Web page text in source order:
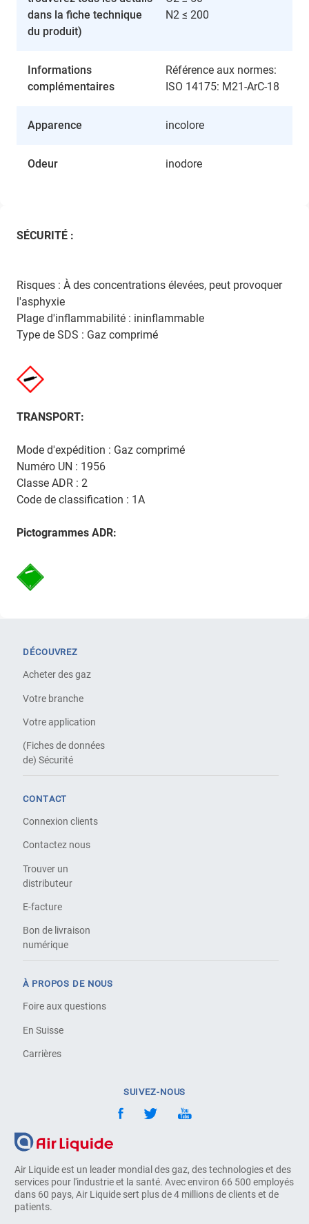
dans la fiche technique
du produit)
N2 ≤ 200
Informations
complémentaires
Référence aux normes:
ISO 14175: M21-ArC-18
Apparence incolore
Odeur inodore
SÉCURITÉ :
Risques : À des concentrations élevées, peut provoquer
l'asphyxie
Plage d'inflammabilité : ininflammable
Type de SDS : Gaz comprimé
TRANSPORT:
Mode d'expédition : Gaz comprimé
Numéro UN : 1956
Classe ADR : 2
Code de classification : 1A
Pictogrammes ADR:
Air Liquide est un leader mondial des gaz, des technologies et des
services pour l'industrie et la santé. Avec environ 66 500 employés
dans 60 pays, Air Liquide sert plus de 4 millions de clients et de
patients.
DÉCOUVREZ
Acheter des gaz
Votre branche
Votre application
(Fiches de données
de) Sécurité
CONTACT
Connexion clients
Contactez nous
Trouver un
distributeur
E-facture
Bon de livraison
numérique
À PROPOS DE NOUS
Foire aux questions
En Suisse
Carrières
SUIVEZ-NOUS